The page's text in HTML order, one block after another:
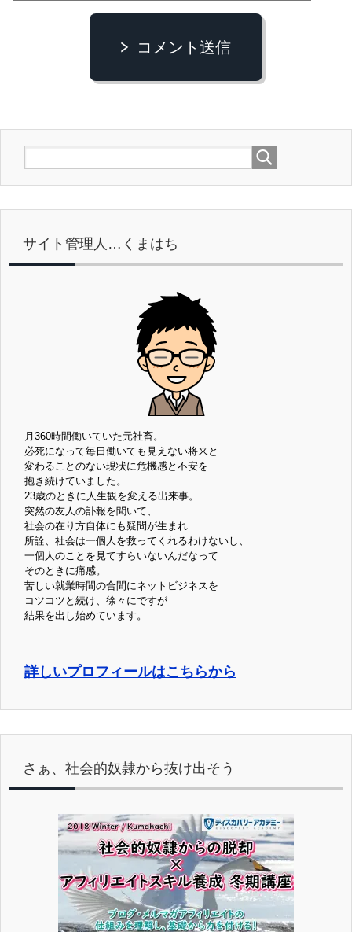
コメント送信
サイト管理人…くまはち
月360時間働いていた元社畜。
必死になって毎日働いても見えない将来と
変わることのない現状に危機感と不安を
抱き続けていました。
23歳のときに人生観を変える出来事。
突然の友人の訃報を聞いて、
社会の在り方自体にも疑問が生まれ…
所詮、社会は一個人を救ってくれるわけないし、
一個人のことを見てすらいないんだなって
そのときに痛感。
苦しい就業時間の合間にネットビジネスを
コツコツと続け、徐々にですが
結果を出し始めています。
詳しいプロフィールはこちらから
さぁ、社会的奴隷から抜け出そう